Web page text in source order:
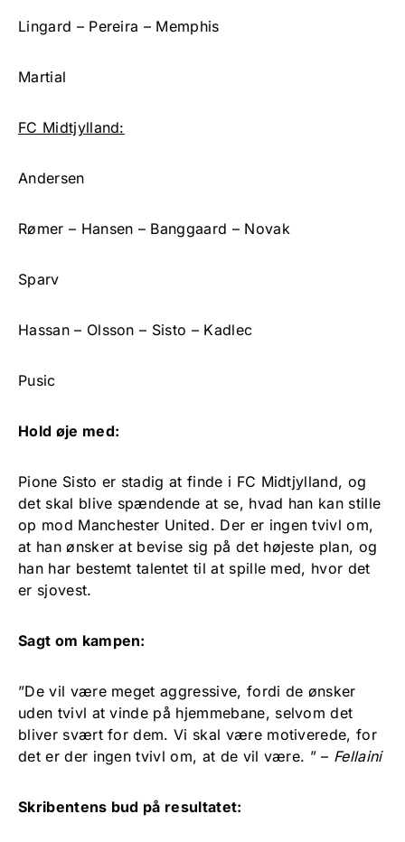
Lingard – Pereira – Memphis
Martial
FC Midtjylland:
Andersen
Rømer – Hansen – Banggaard – Novak
Sparv
Hassan – Olsson – Sisto – Kadlec
Pusic
Hold øje med:
Pione Sisto er stadig at finde i FC Midtjylland, og
det skal blive spændende at se, hvad han kan stille
op mod Manchester United. Der er ingen tvivl om,
at han ønsker at bevise sig på det højeste plan, og
han har bestemt talentet til at spille med, hvor det
er sjovest.
Sagt om kampen:
”De vil være meget aggressive, fordi de ønsker
uden tvivl at vinde på hjemmebane, selvom det
bliver svært for dem. Vi skal være motiverede, for
det er der ingen tvivl om, at de vil være. ” – Fellaini
Skribentens bud på resultatet: